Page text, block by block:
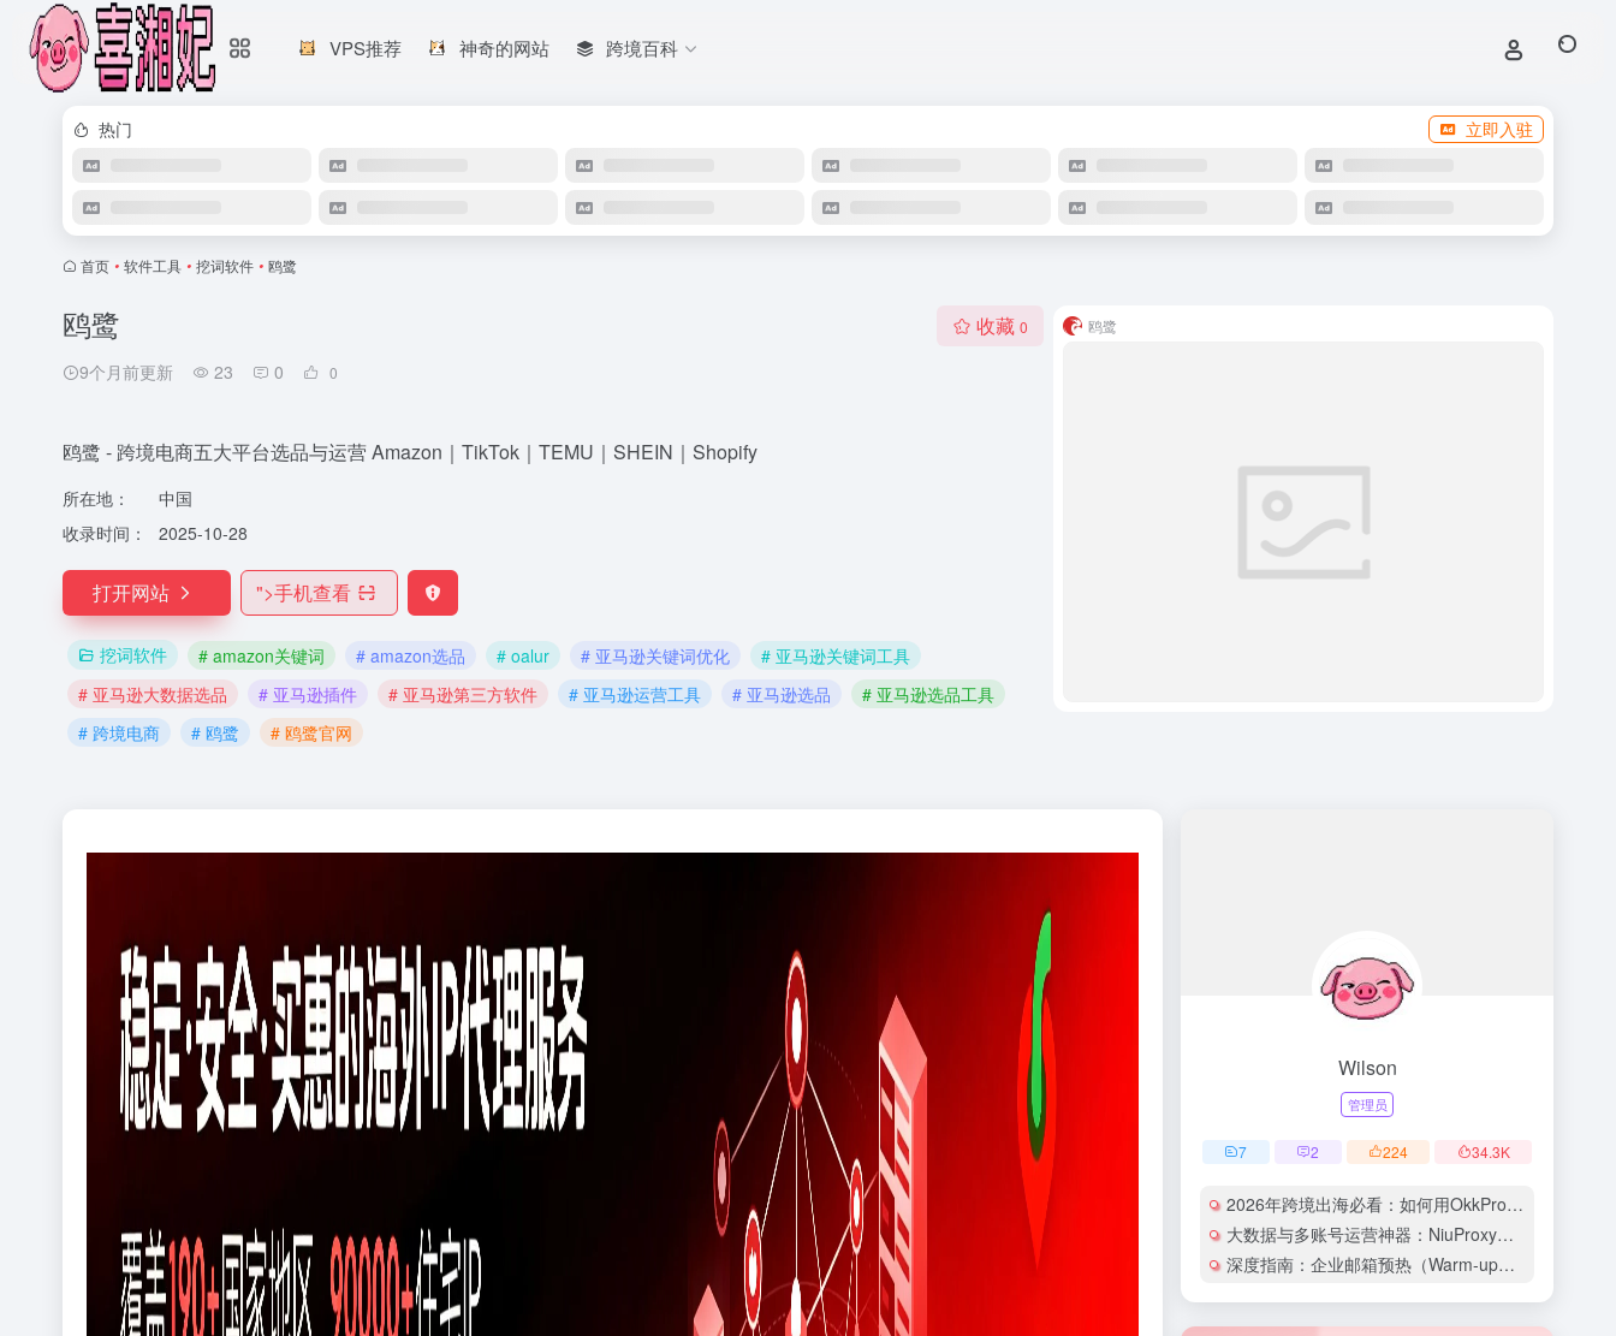
VPS推荐 神奇的网站 跨境百科
热门 立即入驻
首页 • 软件工具 • 挖词软件 • 鸥鹭
鸥鹭
9个月前更新 23 0 0
收藏 0
鸥鹭 - 跨境电商五大平台选品与运营 Amazon｜TikTok｜TEMU｜SHEIN｜Shopify
所在地：
中国
收录时间：
2025-10-28
打开网站 ">手机查看
挖词软件 # amazon关键词 # amazon选品 # oalur # 亚马逊关键词优化
# 亚马逊关键词工具
# 亚马逊大数据选品
# 亚马逊插件 # 亚马逊第三方软件 # 亚马逊运营工具 # 亚马逊选品
# 亚马逊选品工具
# 跨境电商
# 鸥鹭 # 鸥鹭官网
鸥鹭
Wilson
管理员
7 2 224 34.3K
2026年跨境出海必看：如何用OkkProxy彻底解决网络延迟与IP被封难题？
大数据与多账号运营神器：NiuProxy助力跨境工作室业务高效爆单！
深度指南：企业邮箱预热（Warm-up）的详细技巧与实操策略（含配图）